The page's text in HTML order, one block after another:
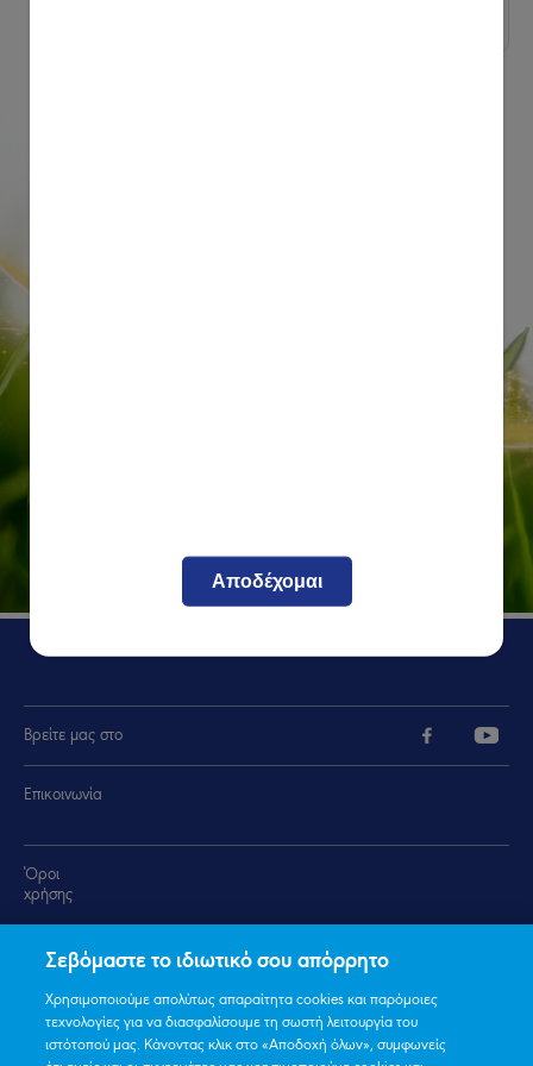
Αποδέχομαι
Βρείτε μας στο
Επικοινωνία
Όροι
χρήσης
Πολιτική Προστασίας Προσωπικών
Δεδομένων
Πολιτική
Cookies
Σεβόμαστε το ιδιωτικό σου απόρρητο
Χρησιμοποιούμε απολύτως απαραίτητα cookies και παρόμοιες
τεχνολογίες για να διασφαλίσουμε τη σωστή λειτουργία του
ιστότοπού μας. Κάνοντας κλικ στο «Αποδοχή όλων», συμφωνείς